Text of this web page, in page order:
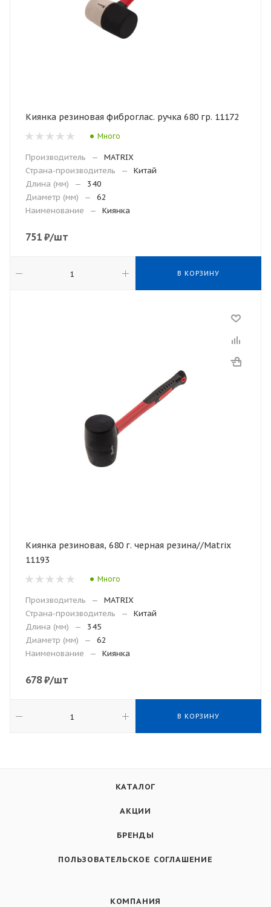
Киянка резиновая фиброглас. ручка 680 гр. 11172
Много
Производитель —
MATRIX
Страна-производитель
—
Китай
Длина (мм)
—
340
Диаметр (мм)
—
62
Наименование
— Киянка
751 ₽/шт
В КОРЗИНУ
Киянка резиновая, 680 г. черная резина//Matrix
11193
Много
Производитель —
MATRIX
Страна-производитель
—
Китай
Длина (мм)
—
345
Диаметр (мм)
—
62
Наименование
— Киянка
678₽/шт
В КОРЗИНУ
КАТАЛОГ
АКЦИИ
БРЕНДЫ
ПОЛЬЗОВАТЕЛЬСКОЕ СОГЛАШЕНИЕ
КОМПАНИЯ